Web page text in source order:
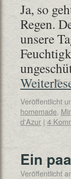
Ja, so
Regen.
unsere
Veröffentlicht
homemade,
d'Azur | 4
Ein
Veröffentlicht